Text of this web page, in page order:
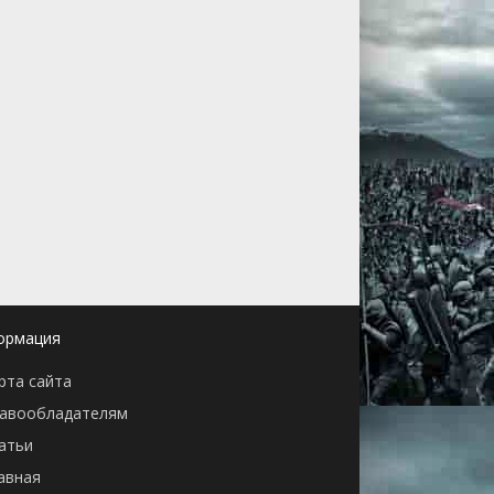
сайта